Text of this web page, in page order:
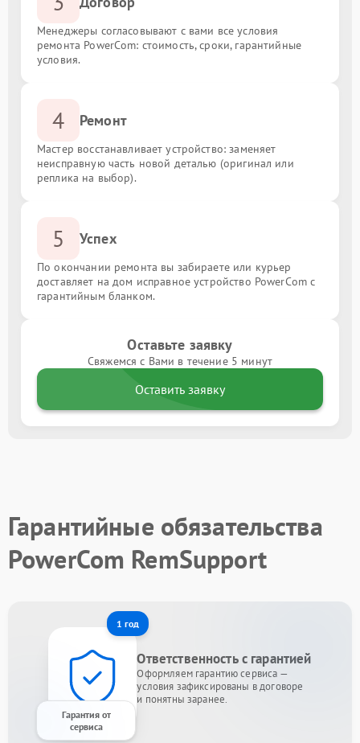
Менеджеры согласовывают с вами все условия
ремонта PowerCom: стоимость, сроки, гарантийные
условия.
4 Ремонт
Мастер восстанавливает устройство: заменяет
неисправную часть новой деталью (оригинал или
реплика на выбор).
5 Успех
По окончании ремонта вы забираете или курьер
доставляет на дом исправное устройство PowerCom с
гарантийным бланком.
Оставьте заявку
Свяжемся с Вами в течение 5 минут
Оставить заявку
Гарантийные обязательства
PowerCom RemSupport
1 год
Гарантия от
сервиса
Ответственность с гарантией
Оформляем гарантию сервиса —
условия зафиксированы в договоре
и понятны заранее.